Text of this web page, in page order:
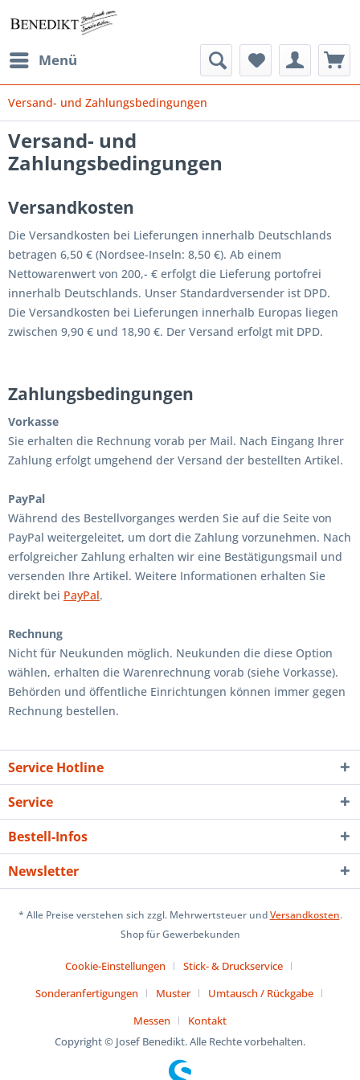
Menü
Versand- und Zahlungsbedingungen
Versand- und
Zahlungsbedingungen
Versandkosten
Die Versandkosten bei Lieferungen innerhalb Deutschlands
betragen 6,50 € (Nordsee-Inseln: 8,50 €). Ab einem
Nettowarenwert von 200,- € erfolgt die Lieferung portofrei
innerhalb Deutschlands. Unser Standardversender ist DPD.
Die Versandkosten bei Lieferungen innerhalb Europas liegen
zwischen 9,90 € und 18,90 €. Der Versand erfolgt mit DPD.
Zahlungsbedingungen
Vorkasse
Sie erhalten die Rechnung vorab per Mail. Nach Eingang Ihrer
Zahlung erfolgt umgehend der Versand der bestellten Artikel.
PayPal
Während des Bestellvorganges werden Sie auf die Seite von
PayPal weitergeleitet, um dort die Zahlung vorzunehmen. Nach
erfolgreicher Zahlung erhalten wir eine Bestätigungsmail und
versenden Ihre Artikel. Weitere Informationen erhalten Sie
direkt bei PayPal.
Rechnung
Nicht für Neukunden möglich. Neukunden die diese Option
wählen, erhalten die Warenrechnung vorab (siehe Vorkasse).
Behörden und öffentliche Einrichtungen können immer gegen
Rechnung bestellen.
Service Hotline
Service
Bestell-Infos
Newsletter
* Alle Preise verstehen sich zzgl. Mehrwertsteuer undVersandkosten.
Shop für Gewerbekunden
Cookie-Einstellungen
Stick- & Druckservice
Sonderanfertigungen
Muster
Umtausch / Rückgabe
Messen
Kontakt
Copyright © Josef Benedikt. Alle Rechte vorbehalten.